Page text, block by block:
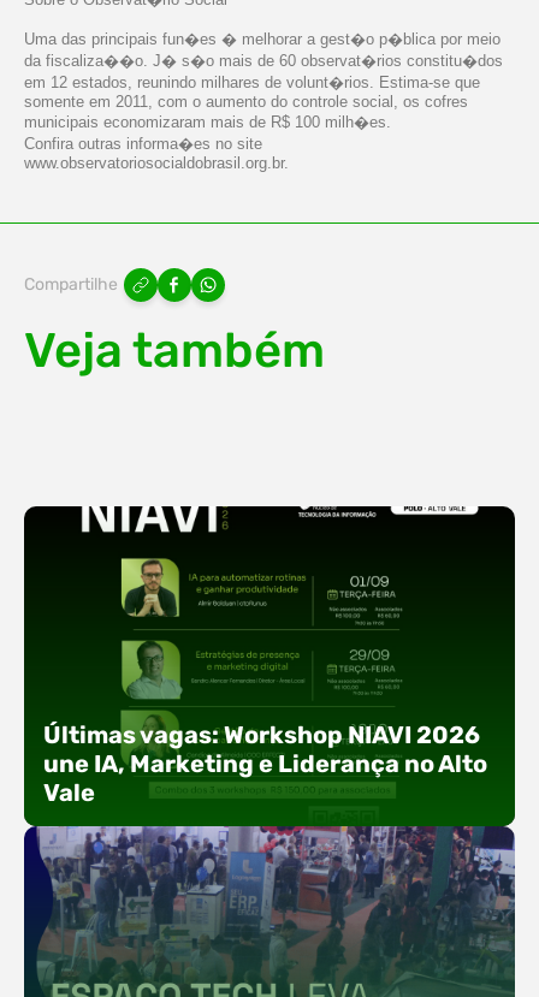
Uma das principais fun�es � melhorar a gest�o p�blica por meio
da fiscaliza��o. J� s�o mais de 60 observat�rios constitu�dos
em 12 estados, reunindo milhares de volunt�rios. Estima-se que
somente em 2011, com o aumento do controle social, os cofres
municipais economizaram mais de R$ 100 milh�es.
Confira outras informa�es no site
www.observatoriosocialdobrasil.org.br.
Compartilhe
Veja também
Últimas vagas: Workshop NIAVI 2026
une IA, Marketing e Liderança no Alto
Vale